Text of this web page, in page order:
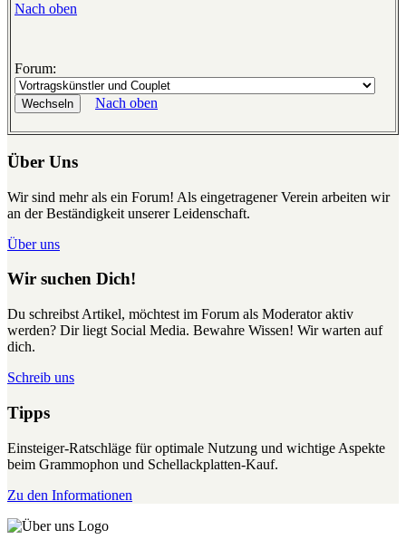
Nach oben
Forum:
Nach oben
Über Uns
Wir sind mehr als ein Forum! Als eingetragener Verein arbeiten wir
an der Beständigkeit unserer Leidenschaft.
Über uns
Wir suchen Dich!
Du schreibst Artikel, möchtest im Forum als Moderator aktiv
werden? Dir liegt Social Media. Bewahre Wissen! Wir warten auf
dich.
Schreib uns
Tipps
Einsteiger-Ratschläge für optimale Nutzung und wichtige Aspekte
beim Grammophon und Schellackplatten-Kauf.
Zu den Informationen